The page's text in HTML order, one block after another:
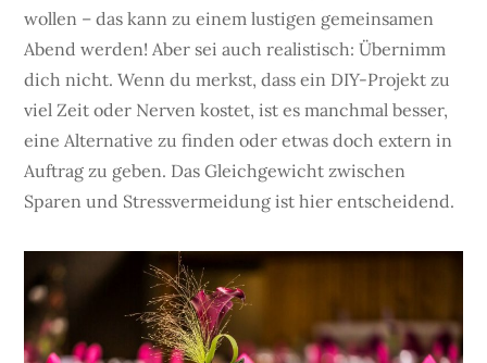
wollen – das kann zu einem lustigen gemeinsamen
Abend werden! Aber sei auch realistisch: Übernimm
dich nicht. Wenn du merkst, dass ein DIY-Projekt zu
viel Zeit oder Nerven kostet, ist es manchmal besser,
eine Alternative zu finden oder etwas doch extern in
Auftrag zu geben. Das Gleichgewicht zwischen
Sparen und Stressvermeidung ist hier entscheidend.